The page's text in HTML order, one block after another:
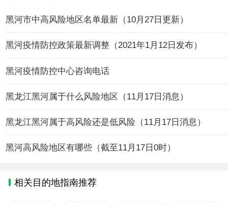
黑河市中高风险地区名单最新（10月27日更新）
黑河疫情防控政策最新调整（2021年1月12日发布）
黑河疫情防控中心咨询电话
黑龙江黑河属于什么风险地区（11月17日消息）
黑龙江黑河属于高风险还是低风险（11月17日消息）
黑河高风险地区有哪些（截至11月17日0时）
相关目的地指南推荐